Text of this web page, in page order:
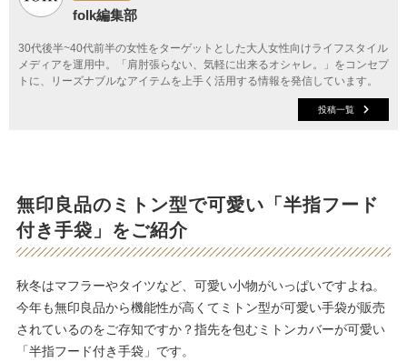
folk編集部
30代後半~40代前半の女性をターゲットとした大人女性向けライフスタイル
メディアを運用中。「肩肘張らない、気軽に出来るオシャレ。」をコンセプ
トに、リーズナブルなアイテムを上手く活用する情報を発信しています。
投稿一覧
無印良品のミトン型で可愛い「半指フード
付き手袋」をご紹介
秋冬はマフラーやタイツなど、可愛い小物がいっぱいですよね。
今年も無印良品から機能性が高くてミトン型が可愛い手袋が販売
されているのをご存知ですか？指先を包むミトンカバーが可愛い
「半指フード付き手袋」です。